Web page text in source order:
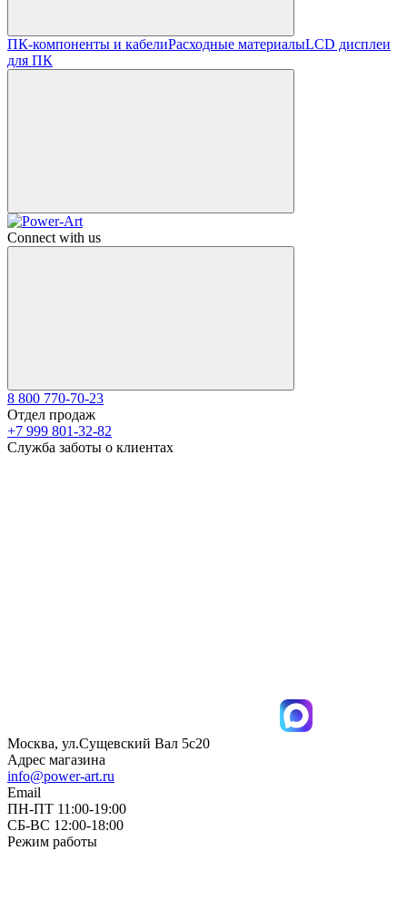
ПК-компоненты и кабелиРасходные материалыLCD дисплеи
для ПК
Connect with us
8 800 770-70-23
Отдел продаж
+7 999 801-32-82
Служба заботы о клиентах
Москва, ул.Сущевский Вал 5с20
Адрес магазина
info@power-art.ru
Email
ПН-ПТ 11:00-19:00
СБ-ВС 12:00-18:00
Режим работы